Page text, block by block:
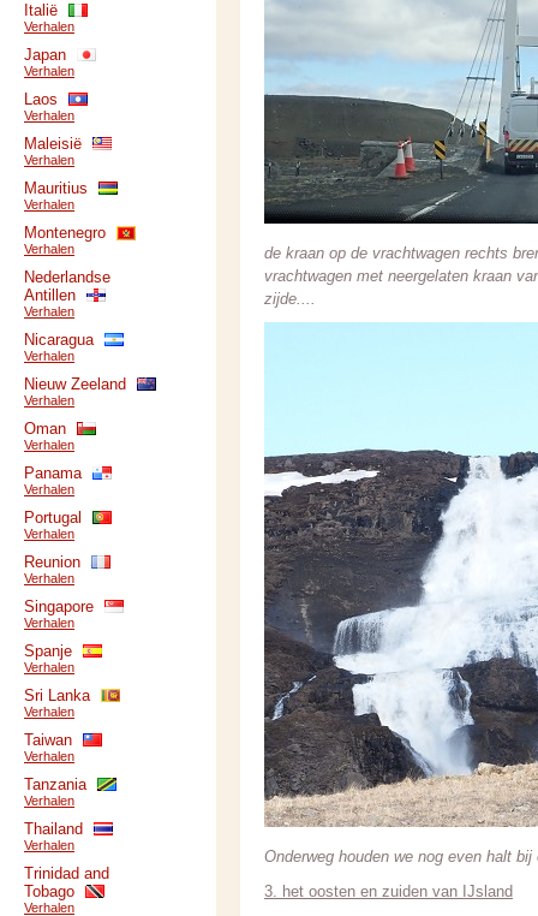
de kraan op de vrachtwagen rechts
vrachtwagen met neergelaten kraan
zijde....
Onderweg houden we nog even halt
3. het oosten en zuiden van IJsland
Italië
Verhalen
Japan
Verhalen
Laos
Verhalen
Maleisië
Verhalen
Mauritius
Verhalen
Montenegro
Verhalen
Nederlandse
Antillen
Verhalen
Nicaragua
Verhalen
Nieuw Zeeland
Verhalen
Oman
Verhalen
Panama
Verhalen
Portugal
Verhalen
Reunion
Verhalen
Singapore
Verhalen
Spanje
Verhalen
Sri Lanka
Verhalen
Taiwan
Verhalen
Tanzania
Verhalen
Thailand
Verhalen
Trinidad and
Tobago
Verhalen